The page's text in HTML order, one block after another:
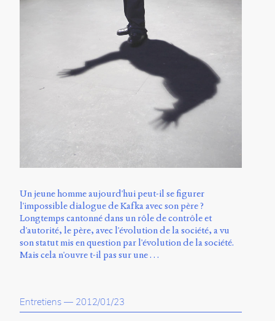
Un jeune homme aujourd'hui peut-il se figurer
l'impossible dialogue de Kafka avec son père ?
Longtemps cantonné dans un rôle de contrôle et
d'autorité, le père, avec l'évolution de la société, a vu
son statut mis en question par l'évolution de la société.
Mais cela n'ouvre t-il pas sur une …
Entretiens — 2012/01/23